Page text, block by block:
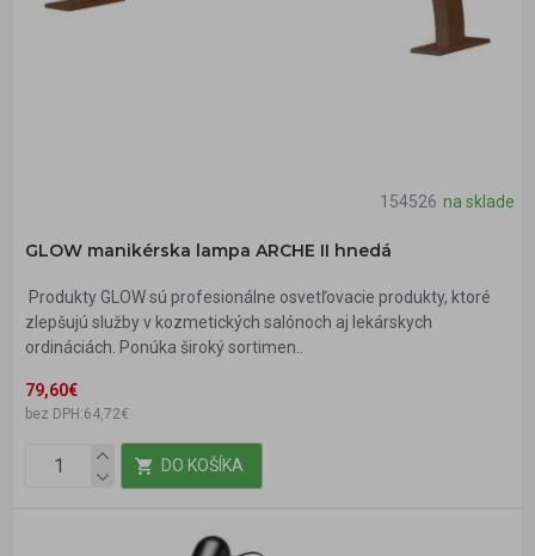
154526 na sklade
GLOW manikérska lampa ARCHE II hnedá
Produkty GLOW sú profesionálne osvetľovacie produkty, ktoré
zlepšujú služby v kozmetických salónoch aj lekárskych
ordináciách. Ponúka široký sortimen..
79,60€
bez DPH:64,72€
DO KOŠÍKA